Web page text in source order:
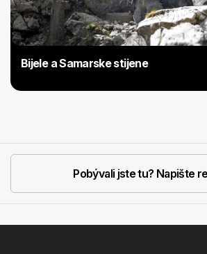
Bijele a Samarske stijene
Pobývali jste tu? Napište